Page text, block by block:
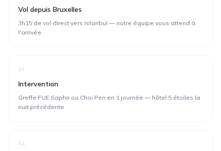
Vol depuis Bruxelles
3h15 de vol direct vers Istanbul — notre équipe vous attend à
l'arrivée
03
Intervention
Greffe FUE Saphir ou Choi Pen en 1 journée — hôtel 5 étoiles la
nuit précédente
04